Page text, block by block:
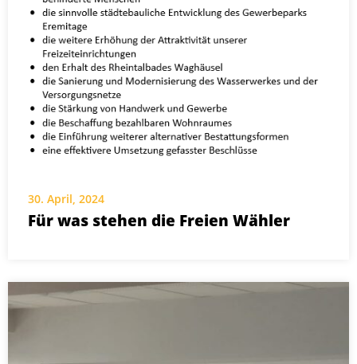
30. April, 2024
Für was stehen die Freien Wähler